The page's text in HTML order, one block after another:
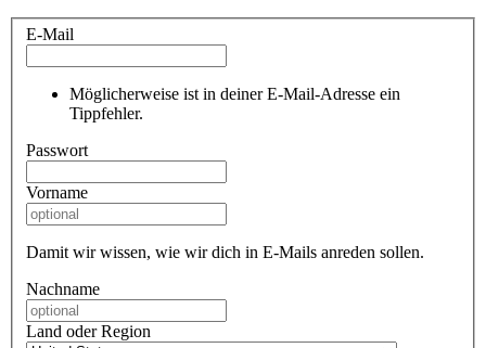
E-Mail
Möglicherweise ist in deiner E-Mail-Adresse ein
Tippfehler.
Passwort
Vorname
Damit wir wissen, wie wir dich in E-Mails anreden sollen.
Nachname
Land oder Region